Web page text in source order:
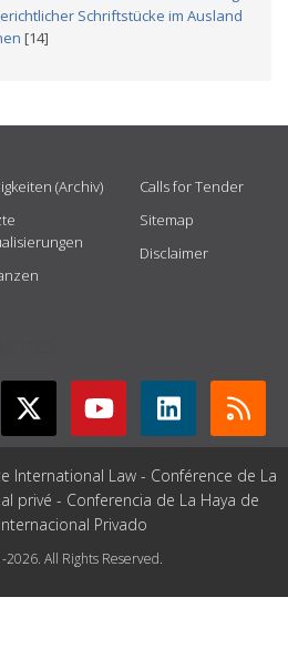
Schriftstücke im Ausland
[14]
(Archiv)
Calls for Tender
Sitemap
Disclaimer
International Law - Conférence de La
privé - Conferencia de La Haya de
Privado
All Rights Reserved.